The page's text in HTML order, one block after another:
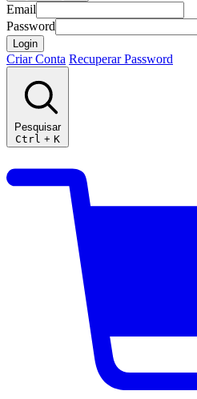
Email
Password
Login
Criar Conta Recuperar Password
Pesquisar
Ctrl + K